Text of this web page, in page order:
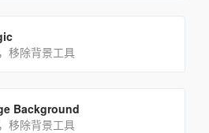
移除背景工具
Background
移除背景工具